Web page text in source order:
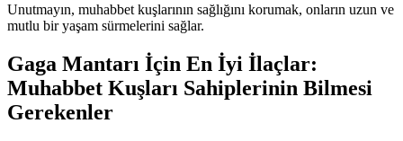
Unutmayın, muhabbet kuşlarının sağlığını korumak, onların uzun ve
mutlu bir yaşam sürmelerini sağlar.
Gaga Mantarı İçin En İyi İlaçlar:
Muhabbet Kuşları Sahiplerinin Bilmesi
Gerekenler